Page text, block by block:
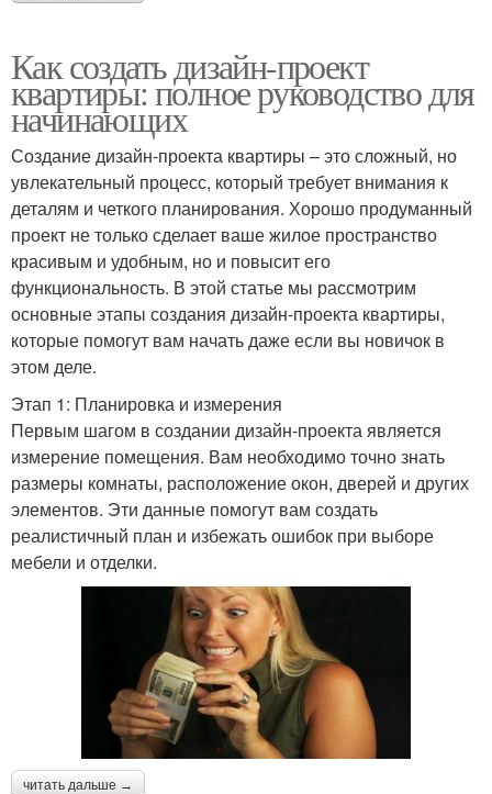
Как создать дизайн-проект
квартиры: полное руководство для
начинающих
Создание дизайн-проекта квартиры – это сложный, но
увлекательный процесс, который требует внимания к
деталям и четкого планирования. Хорошо продуманный
проект не только сделает ваше жилое пространство
красивым и удобным, но и повысит его
функциональность. В этой статье мы рассмотрим
основные этапы создания дизайн-проекта квартиры,
которые помогут вам начать даже если вы новичок в
этом деле.
Этап 1: Планировка и измерения
Первым шагом в создании дизайн-проекта является
измерение помещения. Вам необходимо точно знать
размеры комнаты, расположение окон, дверей и других
элементов. Эти данные помогут вам создать
реалистичный план и избежать ошибок при выборе
мебели и отделки.
читать дальше →